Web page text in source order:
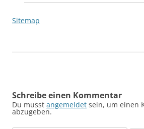
Sitemap
Schreibe einen Kommentar
Du musst angemeldet sein, um einen
abzugeben.